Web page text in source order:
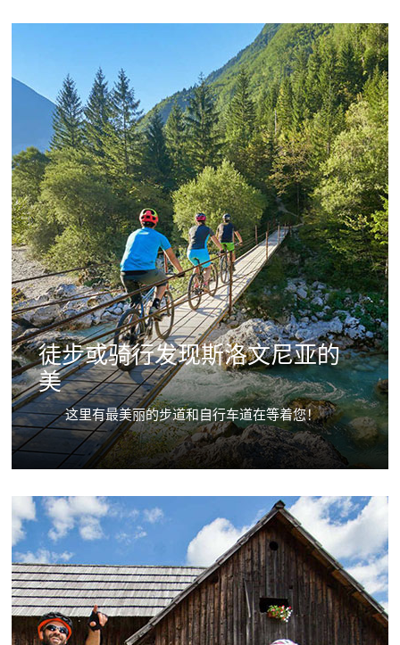
徒步或骑行发现斯洛文尼亚的
美
这里有最美丽的步道和自行车道在等着您！